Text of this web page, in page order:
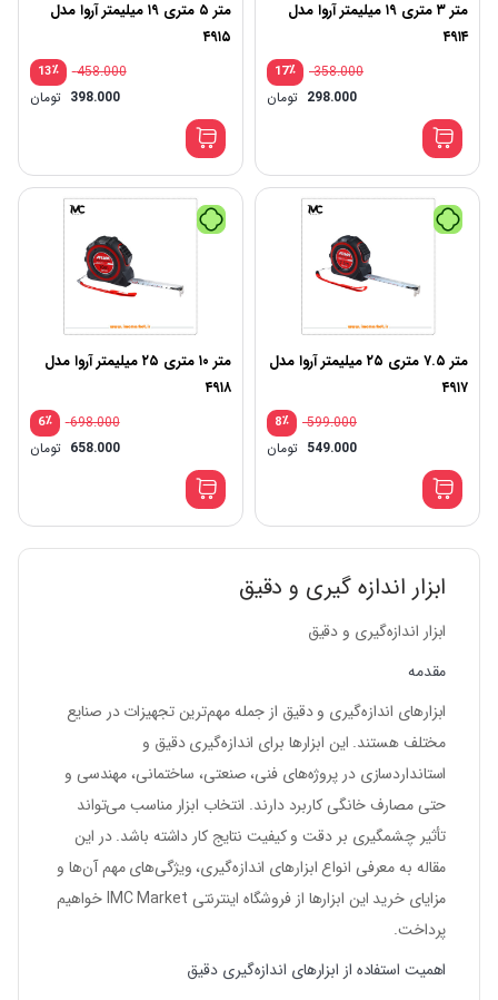
متر ۳ متری ۱۹ میلیمتر آروا مدل
۴۹۱۴
٪17
358.000
298.000 تومان
متر ۵ متری ۱۹ میلیمتر آروا مدل
۴۹۱۵
٪13
458.000
398.000 تومان
متر ۷.۵ متری ۲۵ میلیمتر آروا مدل
۴۹۱۷
٪8
599.000
549.000 تومان
متر ۱۰ متری ۲۵ میلیمتر آروا مدل
۴۹۱۸
٪6
698.000
658.000 تومان
ابزار اندازه گیری و دقیق
ابزار اندازه‌گیری و دقیق
مقدمه
ابزارهای اندازه‌گیری و دقیق از جمله مهم‌ترین تجهیزات در صنایع
مختلف هستند. این ابزارها برای اندازه‌گیری دقیق و
استانداردسازی در پروژه‌های فنی، صنعتی، ساختمانی، مهندسی و
حتی مصارف خانگی کاربرد دارند. انتخاب ابزار مناسب می‌تواند
تأثیر چشمگیری بر دقت و کیفیت نتایج کار داشته باشد. در این
مقاله به معرفی انواع ابزارهای اندازه‌گیری، ویژگی‌های مهم آن‌ها و
مزایای خرید این ابزارها از فروشگاه اینترنتی IMC Marketخواهیم
پرداخت.
اهمیت استفاده از ابزارهای اندازه‌گیری دقیق